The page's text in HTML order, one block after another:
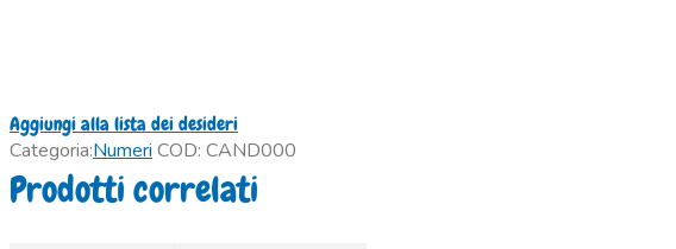
Aggiungi alla lista dei desideri
Categoria:Numeri COD: CAND000
Prodotti correlati